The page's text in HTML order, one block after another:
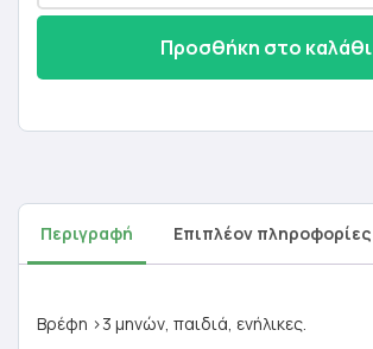
Προσθήκη στο καλάθι
Περιγραφή Επιπλέον πληροφορίες
Βρέφη >3 μηνών, παιδιά, ενήλικες.